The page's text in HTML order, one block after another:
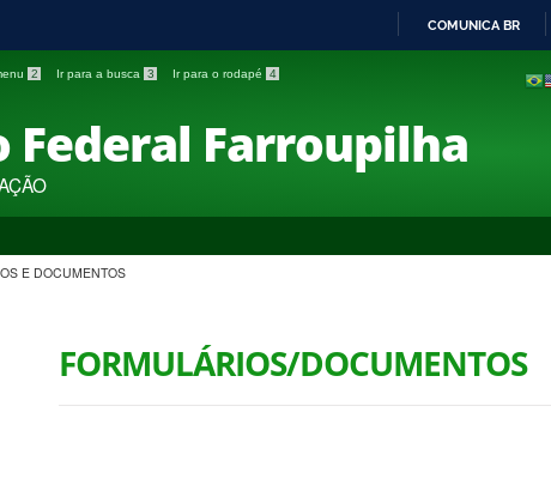
PARA
COMUNICA BR
2 Ir para a busca 3 Ir para o rodapé 4
Farroupilha
E DOCUMENTOS
FORMULÁRIOS/DOCUMENTOS